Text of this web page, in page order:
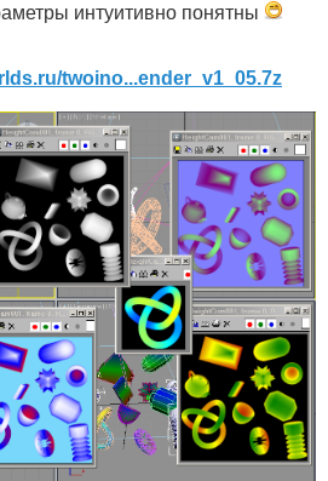
интуитивно понятны
twoino...ender_v1_05.7z